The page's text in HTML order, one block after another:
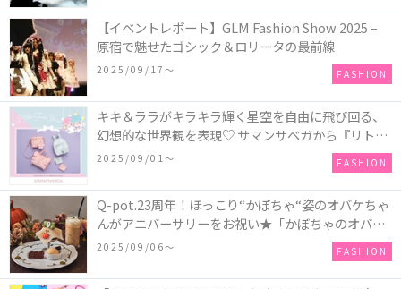
【イベントレポート】GLM Fashion Show 2025 –
原宿で魅せたゴシック＆ロリータの最前線
2025/09/17〜 FASHION
キキ＆ララがキラキラ輝く星空を自由に飛び回る、
幻想的な世界観を表現♡ サマンサベガから『リトル
ツインスターズ』50周年アニバーサリーイヤー』を
2025/09/01〜 FASHION
Q-pot.23周年！ほっこり“かぼちゃ“姿のオバケちゃ
んがアニバーサリーをお祝い★「かぼちゃのオバケ
ーキアクセサリー」が新発売！Q-pot CAFE.では
「かぼちゃのオバケーキプレート」も登場
2025/09/06〜 FASHION